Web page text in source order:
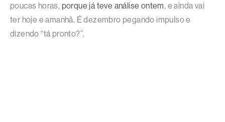
poucas horas, porque já teve análise ontem, e ainda vai
ter hoje e amanhã. É dezembro pegando impulso e
dizendo “tá pronto?”.